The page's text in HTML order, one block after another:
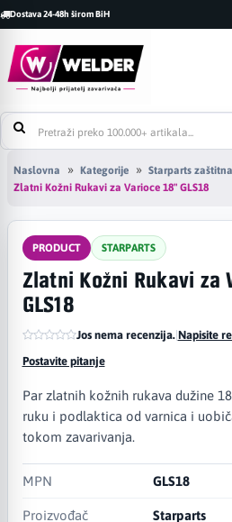
Dostava 24-48h širom BiH
Naslovna Kategorije
Starparts
Zlatni Kožni Rukavi za Varioce 18" GLS18
PRODUCT STARPARTS
Zlatni Kožni Rukavi za
GLS18
Jos nema recenzija.|Napisite
Postavite pitanje
Par zlatnih kožnih rukava dužine
ruku i podlaktica od varnica i
tokom zavarivanja.
MPN GLS18
Proizvođač Starparts